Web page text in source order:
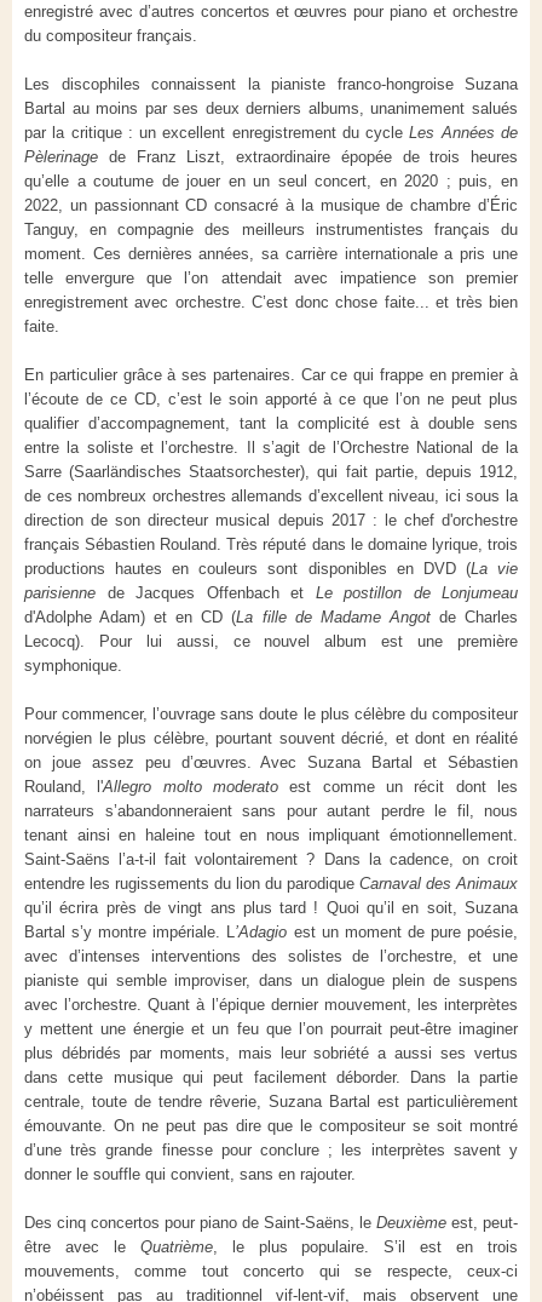
enregistré avec d’autres concertos et œuvres pour piano et orchestre
du compositeur français.
Les discophiles connaissent la pianiste franco-hongroise Suzana
Bartal au moins par ses deux derniers albums, unanimement salués
par la critique : un excellent enregistrement du cycleLes Années de
Pèlerinage de Franz Liszt, extraordinaire épopée de trois heures
qu’elle a coutume de jouer en un seul concert, en 2020 ; puis, en
2022, un passionnant CD consacré à la musique de chambre d’Éric
Tanguy, en compagnie des meilleurs instrumentistes français du
moment. Ces dernières années, sa carrière internationale a pris une
telle envergure que l’on attendait avec impatience son premier
enregistrement avec orchestre. C’est donc chose faite... et très bien
faite.
En particulier grâce à ses partenaires. Car ce qui frappe en premier à
l’écoute de ce CD, c’est le soin apporté à ce que l’on ne peut plus
qualifier d’accompagnement, tant la complicité est à double sens
entre la soliste et l’orchestre. Il s’agit de l’Orchestre National de la
Sarre (Saarländisches Staatsorchester), qui fait partie, depuis 1912,
de ces nombreux orchestres allemands d’excellent niveau, ici sous la
direction de son directeur musical depuis 2017 : le chef d'orchestre
français Sébastien Rouland. Très réputé dans le domaine lyrique, trois
productions hautes en couleurs sont disponibles en DVD (La vie
parisienne de Jacques Offenbach et Le postillon de Lonjumeau
d'Adolphe Adam) et en CD (La fille de Madame Angotde Charles
Lecocq). Pour lui aussi, ce nouvel album est une première
symphonique.
Pour commencer, l’ouvrage sans doute le plus célèbre du compositeur
norvégien le plus célèbre, pourtant souvent décrié, et dont en réalité
on joue assez peu d’œuvres. Avec Suzana Bartal et Sébastien
Rouland, l'Allegro molto moderato est comme un récit dont les
narrateurs s’abandonneraient sans pour autant perdre le fil, nous
tenant ainsi en haleine tout en nous impliquant émotionnellement.
Saint-Saëns l’a-t-il fait volontairement ? Dans la cadence, on croit
entendre les rugissements du lion du parodique Carnaval des Animaux
qu’il écrira près de vingt ans plus tard ! Quoi qu’il en soit, Suzana
Bartal s’y montre impériale. L ’Adagio est un moment de pure poésie,
avec d’intenses interventions des solistes de l’orchestre, et une
pianiste qui semble improviser, dans un dialogue plein de suspens
avec l’orchestre. Quant à l’épique dernier mouvement, les interprètes
y mettent une énergie et un feu que l’on pourrait peut-être imaginer
plus débridés par moments, mais leur sobriété a aussi ses vertus
dans cette musique qui peut facilement déborder. Dans la partie
centrale, toute de tendre rêverie, Suzana Bartal est particulièrement
émouvante. On ne peut pas dire que le compositeur se soit montré
d’une très grande finesse pour conclure ; les interprètes savent y
donner le souffle qui convient, sans en rajouter.
Des cinq concertos pour piano de Saint-Saëns, le Deuxième est, peut-
être avec le Quatrième, le plus populaire. S’il est en trois
mouvements, comme tout concerto qui se respecte, ceux-ci
n’obéissent pas au traditionnel vif-lent-vif, mais observent une